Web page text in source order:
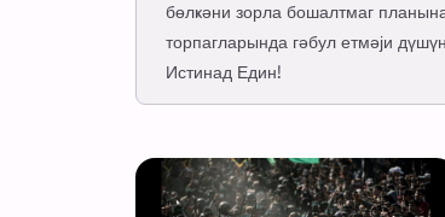
бөлҝәни зорла бошалтмаг
торпагларында гәбул етмәји
Истинад Един!